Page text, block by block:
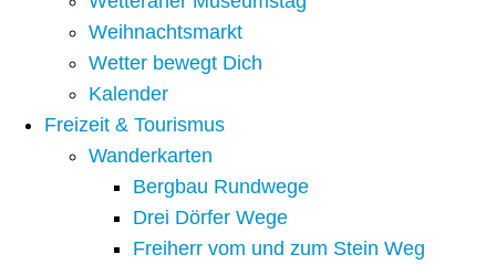
Weihnachtsmarkt
Wetter bewegt Dich
Kalender
Freizeit & Tourismus
Wanderkarten
Bergbau Rundwege
Drei Dörfer Wege
Freiherr vom und zum Stein Weg